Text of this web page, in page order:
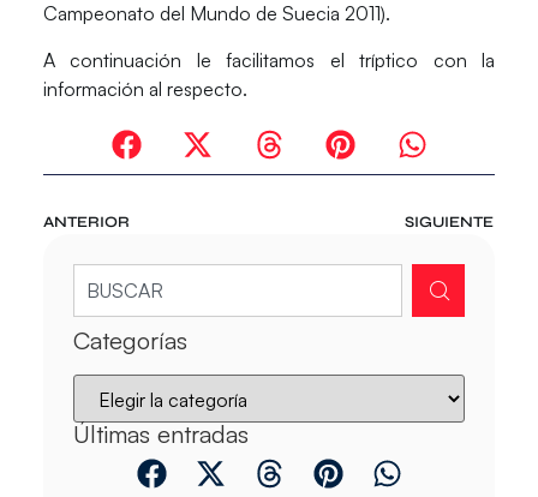
Campeonato del Mundo de Suecia 2011).
A continuación le facilitamos el tríptico con la
información al respecto.
ANTERIOR SIGUIENTE
Categorías
Últimas entradas